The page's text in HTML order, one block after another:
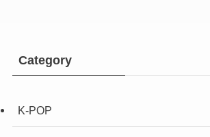
Category
K-POP